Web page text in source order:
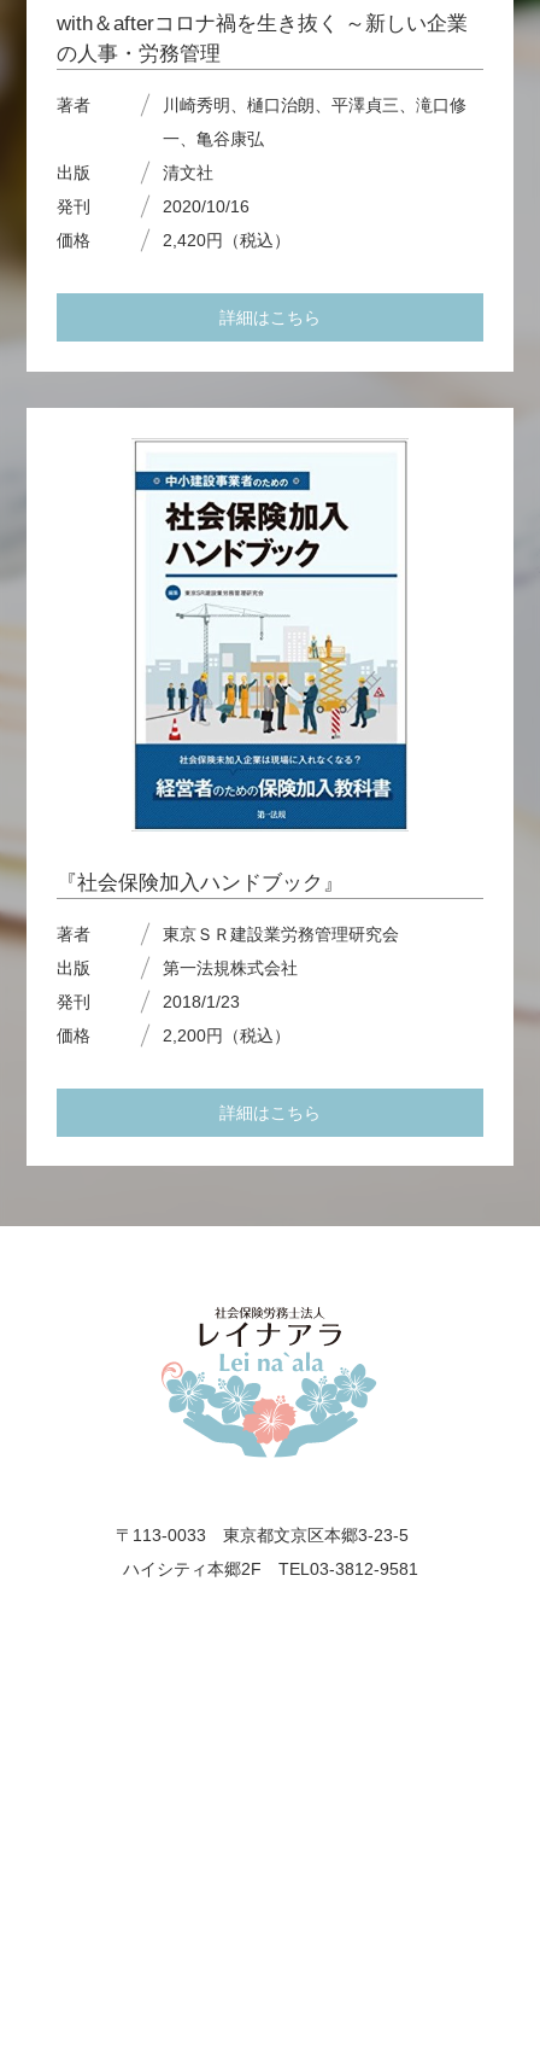
with＆afterコロナ禍を生き抜く ～新しい企業
の人事・労務管理
著者
川崎秀明、樋口治朗、平澤貞三、滝口修
一、亀谷康弘
出版
清文社
発刊
2020/10/16
価格
2,420円（税込）
詳細はこちら
『社会保険加入ハンドブック』
著者
東京ＳＲ建設業労務管理研究会
出版
第一法規株式会社
発刊
2018/1/23
価格
2,200円（税込）
詳細はこちら
〒113-0033 東京都文京区本郷3-23-5
ハイシティ本郷2F TEL03-3812-9581